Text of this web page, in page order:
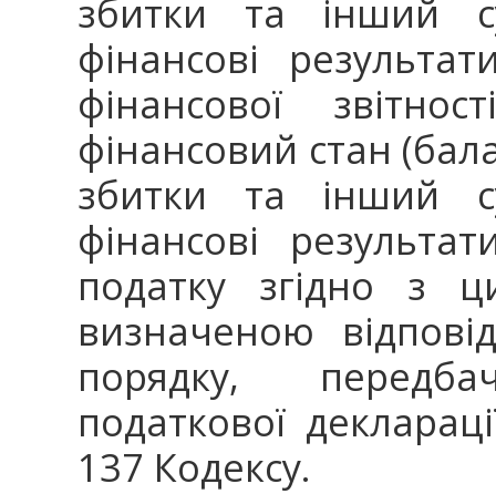
збитки та інший
фінансові
фінансової
фінансовий стан
збитки та інший
фінансові
податку згідно з
визначеною
порядку,
податкової
137 Кодексу.